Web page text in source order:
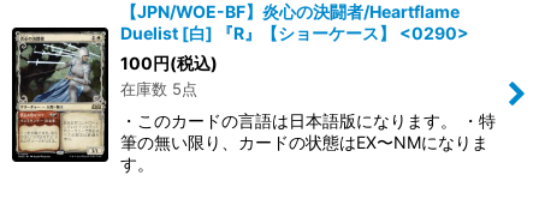
【JPN/WOE-BF】炎心の決闘者/Heartflame
Duelist [白] 『R』【ショーケース】 <0290>
100円(税込)
在庫数 5点
・このカードの言語は日本語版になります。 ・特
筆の無い限り、カードの状態はEX〜NMになりま
す。